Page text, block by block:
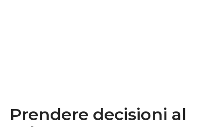
Prendere decisioni al